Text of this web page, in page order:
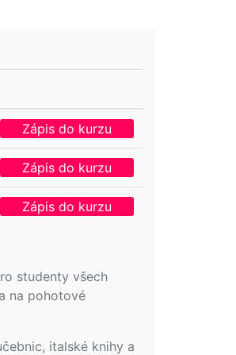
studenty všech
na pohotové
italské knihy a
Zápis do kurzu
Zápis do kurzu
Zápis do kurzu